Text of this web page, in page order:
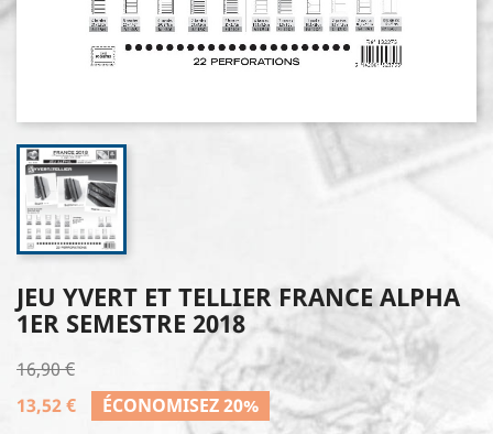
JEU YVERT ET TELLIER FRANCE ALPHA
1ER SEMESTRE 2018
16,90 €
13,52 €
ÉCONOMISEZ 20%